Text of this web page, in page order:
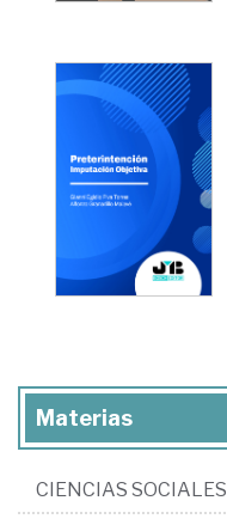
Materias
CIENCIAS SOCIALES